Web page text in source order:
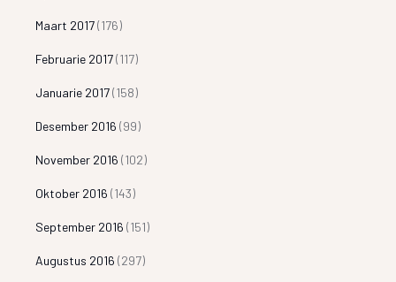
Maart 2017(176)
Februarie 2017(117)
Januarie 2017(158)
Desember 2016 (99)
November 2016 (102)
Oktober 2016 (143)
September 2016 (151)
Augustus 2016 (297)